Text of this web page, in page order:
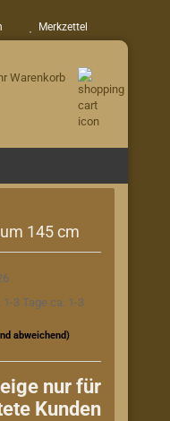
Merkzettel
Warenkorb
145 cm
ca. 1-3
abweichend)
nur für
Kunden